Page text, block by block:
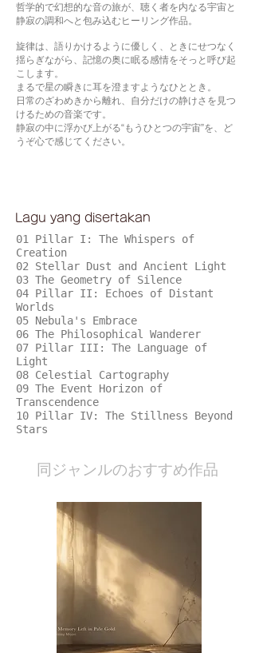
哲学的で幻想的な音の旅が、聴く者を内なる宇宙と
静寂の調和へと包み込むヒーリング作品。
旋律は、語りかけるように優しく、ときにせつなく
揺らぎながら、記憶の奥に眠る感情をそっと呼び起
こします。
まるで星の瞬きに耳を澄ますようなひととき。
日常のざわめきから離れ、自分だけの静けさを見つ
けるための音楽です。
静寂の中に浮かび上がる“もうひとつの宇宙”を、ど
うぞ心で感じてください。
Lagu yang disertakan
01 Pillar I: The Whispers of
Creation
02 Stellar Dust and Ancient Light
03 The Geometry of Silence
04 Pillar II: Echoes of Distant
Worlds
05 Nebula's Embrace
06 The Philosophical Wanderer
07 Pillar III: The Language of
Light
08 Celestial Cartography
09 The Event Horizon of
Transcendence
10 Pillar IV: The Stillness Beyond
Stars
​同ジャンルのおすすめ作品